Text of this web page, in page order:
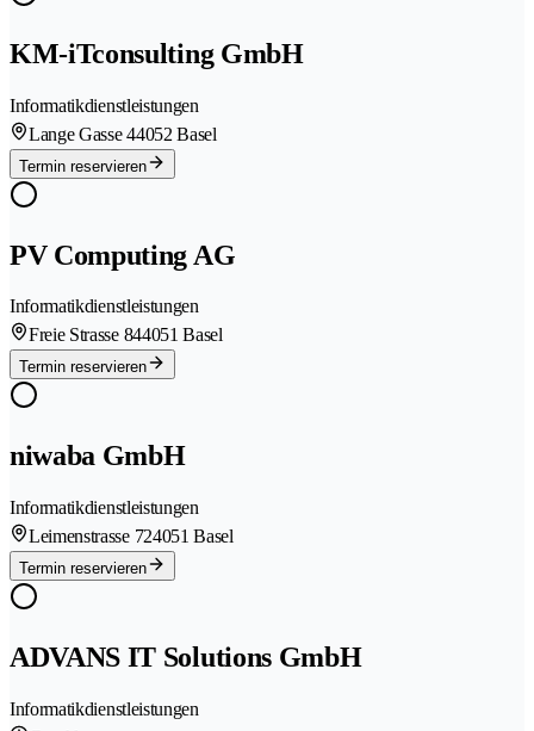
KM-iTconsulting GmbH
Informatikdienstleistungen
Lange Gasse 44052 Basel
Termin reservieren
PV Computing AG
Informatikdienstleistungen
Freie Strasse 844051 Basel
Termin reservieren
niwaba GmbH
Informatikdienstleistungen
Leimenstrasse 724051 Basel
Termin reservieren
ADVANS IT Solutions GmbH
Informatikdienstleistungen